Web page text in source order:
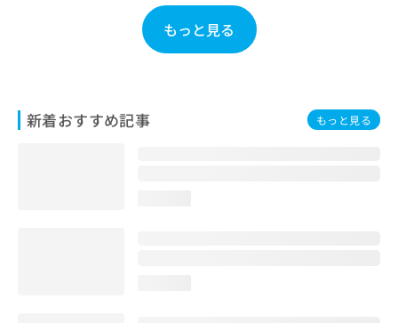
もっと見る
新着おすすめ記事 もっと見る
は